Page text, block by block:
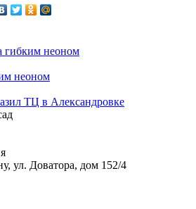
гибким неоном
неоном
ТЦ в Александровке
ул. Доватора, дом 152/4